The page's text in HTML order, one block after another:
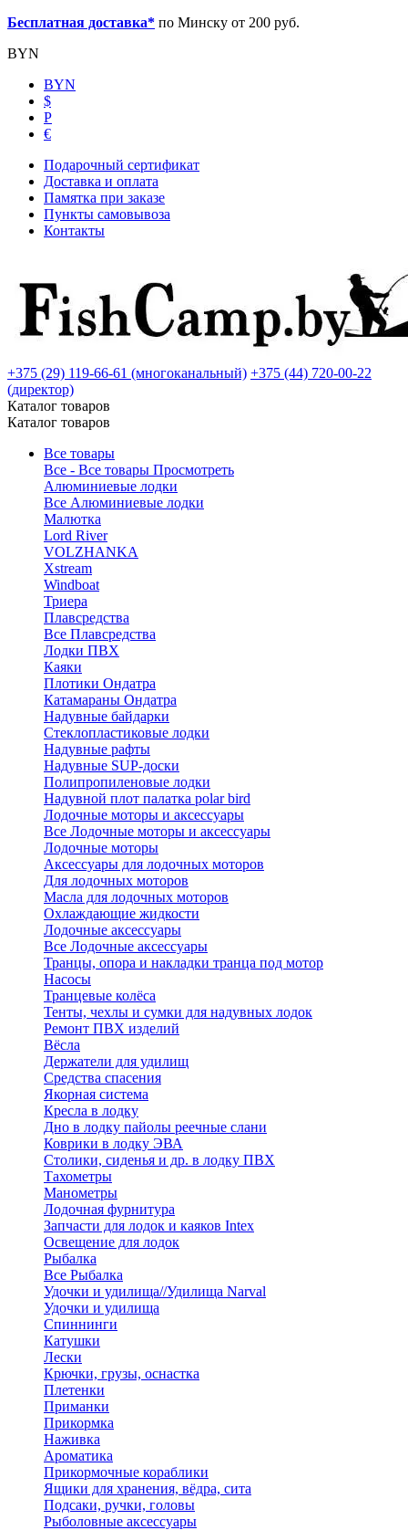
Бесплатная доставка* по Минску от 200 руб.
BYN
BYN
$
Р
€
Подарочный сертификат
Доставка и оплата
Памятка при заказе
Пункты самовывоза
Контакты
+375 (29) 119-66-61 (многоканальный) +375 (44) 720-00-22
(директор)
Каталог товаров
Каталог товаров
Все товары
Все - Все товары Просмотреть
Алюминиевые лодки
Все Алюминиевые лодки
Малютка
Lord River
VOLZHANKA
Xstream
Windboat
Триера
Плавсредства
Все Плавсредства
Лодки ПВХ
Каяки
Плотики Ондатра
Катамараны Ондатра
Надувные байдарки
Стеклопластиковые лодки
Надувные рафты
Надувные SUP-доски
Полипропиленовые лодки
Надувной плот палатка polar bird
Лодочные моторы и аксессуары
Все Лодочные моторы и аксессуары
Лодочные моторы
Аксессуары для лодочных моторов
Для лодочных моторов
Масла для лодочных моторов
Охлаждающие жидкости
Лодочные аксессуары
Все Лодочные аксессуары
Транцы, опора и накладки транца под мотор
Насосы
Транцевые колёса
Тенты, чехлы и сумки для надувных лодок
Ремонт ПВХ изделий
Вёсла
Держатели для удилищ
Средства спасения
Якорная система
Кресла в лодку
Дно в лодку пайолы реечные слани
Коврики в лодку ЭВА
Столики, сиденья и др. в лодку ПВХ
Тахометры
Манометры
Лодочная фурнитура
Запчасти для лодок и каяков Intex
Освещение для лодок
Рыбалка
Все Рыбалка
Удочки и удилища//Удилища Narval
Удочки и удилища
Спиннинги
Катушки
Лески
Крючки, грузы, оснастка
Плетенки
Приманки
Прикормка
Наживка
Ароматика
Прикормочные кораблики
Ящики для хранения, вёдра, сита
Подсаки, ручки, головы
Рыболовные аксессуары